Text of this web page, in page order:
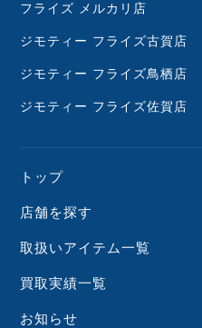
フライズ メルカリ店
ジモティー フライズ古賀店
ジモティー フライズ鳥栖店
ジモティー フライズ佐賀店
トップ
店舗を探す
取扱いアイテム一覧
買取実績一覧
お知らせ